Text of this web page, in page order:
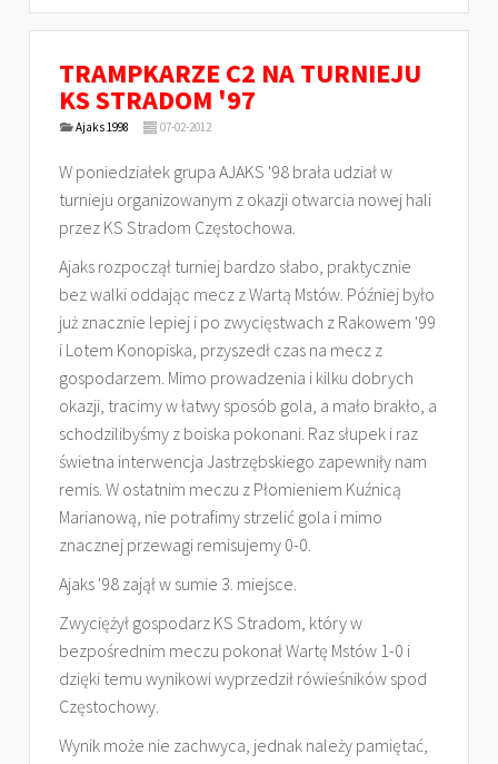
TRAMPKARZE C2 NA TURNIEJU
KS STRADOM '97
Ajaks 1998 07-02-2012
W poniedziałek grupa AJAKS '98 brała udział w
turnieju organizowanym z okazji otwarcia nowej hali
przez KS Stradom Częstochowa.
Ajaks rozpoczął turniej bardzo słabo, praktycznie
bez walki oddając mecz z Wartą Mstów. Później było
już znacznie lepiej i po zwycięstwach z Rakowem '99
i Lotem Konopiska, przyszedł czas na mecz z
gospodarzem. Mimo prowadzenia i kilku dobrych
okazji, tracimy w łatwy sposób gola, a mało brakło, a
schodzilibyśmy z boiska pokonani. Raz słupek i raz
świetna interwencja Jastrzębskiego zapewniły nam
remis. W ostatnim meczu z Płomieniem Kuźnicą
Marianową, nie potrafimy strzelić gola i mimo
znacznej przewagi remisujemy 0-0.
Ajaks '98 zajął w sumie 3. miejsce.
Zwyciężył gospodarz KS Stradom, który w
bezpośrednim meczu pokonał Wartę Mstów 1-0 i
dzięki temu wynikowi wyprzedził rówieśników spod
Częstochowy.
Wynik może nie zachwyca, jednak należy pamiętać,